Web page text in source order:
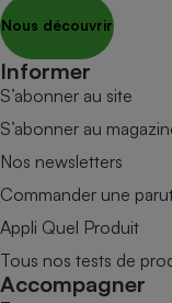
Nous découvrir
Informer
S’abonner au site
S’abonner au
Nos newsletters
Commander une
Appli Quel Produit
Tous nos tests de
Accompagner